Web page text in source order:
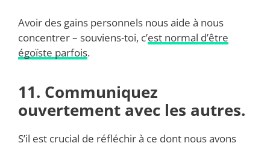
Avoir des gains personnels nous aide à nous
concentrer – souviens-toi, c’est normal d’être
égoïste parfois.
11. Communiquez
ouvertement avec les autres.
S’il est crucial de réfléchir à ce dont nous avons